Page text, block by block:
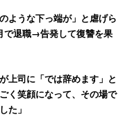
管理職は、マネジメ
のマネジメント業務に
て管理職である自分の
、中庸の精神で物事に
ような下っ端が」と虐げら
退職→告発して復讐を果
上司に「では辞めます」と
く笑顔になって、その場で
た」